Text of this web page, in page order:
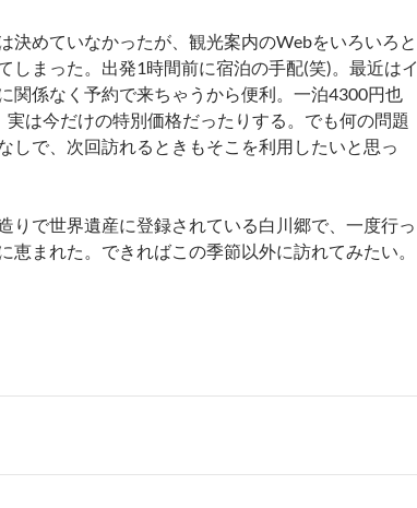
決めていなかったが、観光案内のWebをいろいろと
しまった。出発1時間前に宿泊の手配(笑)。最近はイ
関係なく予約で来ちゃうから便利。一泊4300円也
は今だけの特別価格だったりする。でも何の問題
しで、次回訪れるときもそこを利用したいと思っ
りで世界遺産に登録されている白川郷で、一度行っ
恵まれた。できればこの季節以外に訪れてみたい。